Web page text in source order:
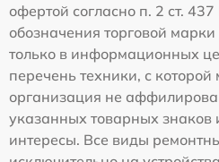
офертой согласно п. 2 ст.
обозначения торговой
только в информационных
перечень техники, с
организация не
указанных товарных знаков
интересы. Все виды